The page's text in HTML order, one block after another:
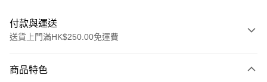
付款與運送
送貨上門滿HK$250.00免運費
信用卡
商品特色